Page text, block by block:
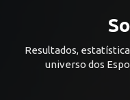
Resultados,
universo dos